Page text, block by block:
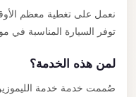
نعمل على تغطية معظم
توفر السيارة المناسبة في
لمن هذه الخدمة؟
صُممت خدمة خدمة الليموزين